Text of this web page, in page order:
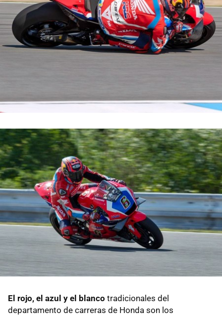
El rojo, el azul y el blanco tradicionales del
departamento de carreras de Honda son los